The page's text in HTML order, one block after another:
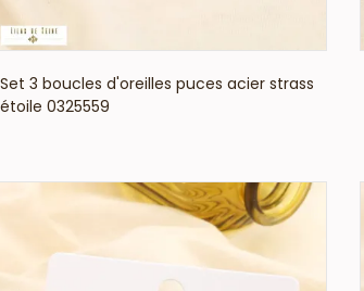
VOIR LE PRIX
Set 3 boucles d'oreilles puces acier strass
étoile 0325559